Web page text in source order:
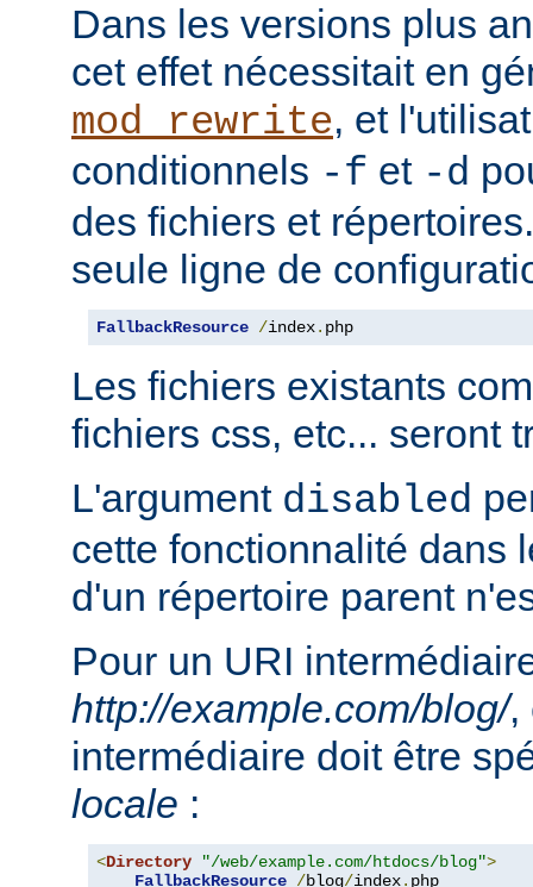
Dans les versions plus
cet effet nécessitait en
mod_rewrite, et
conditionnels -f et -d
des fichiers et
seule ligne de
FallbackResource /index. php
Les fichiers existants
fichiers css, etc... seront
L'argument disabled
cette fonctionnalité dans
d'un répertoire parent
Pour un URI
http://example.com/blog/,
intermédiaire doit être
locale :
<Directory "/web/example.com/htdocs/blog">
FallbackResource /blog/index.